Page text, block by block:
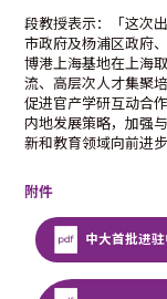
段教授表示：「这次
市政府及杨浦区政府
博港上海基地在上海
流、高层次人才集聚
促进官产学研互动合
内地发展策略，加强
新和教育领域向前进
附件
中大首批进